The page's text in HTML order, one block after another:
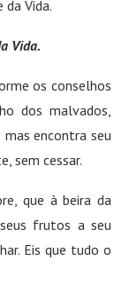
da Vida.
Vida.
os conselhos
dos malvados,
encontra seu
sem cessar.
que à beira da
frutos a seu
Eis que tudo o